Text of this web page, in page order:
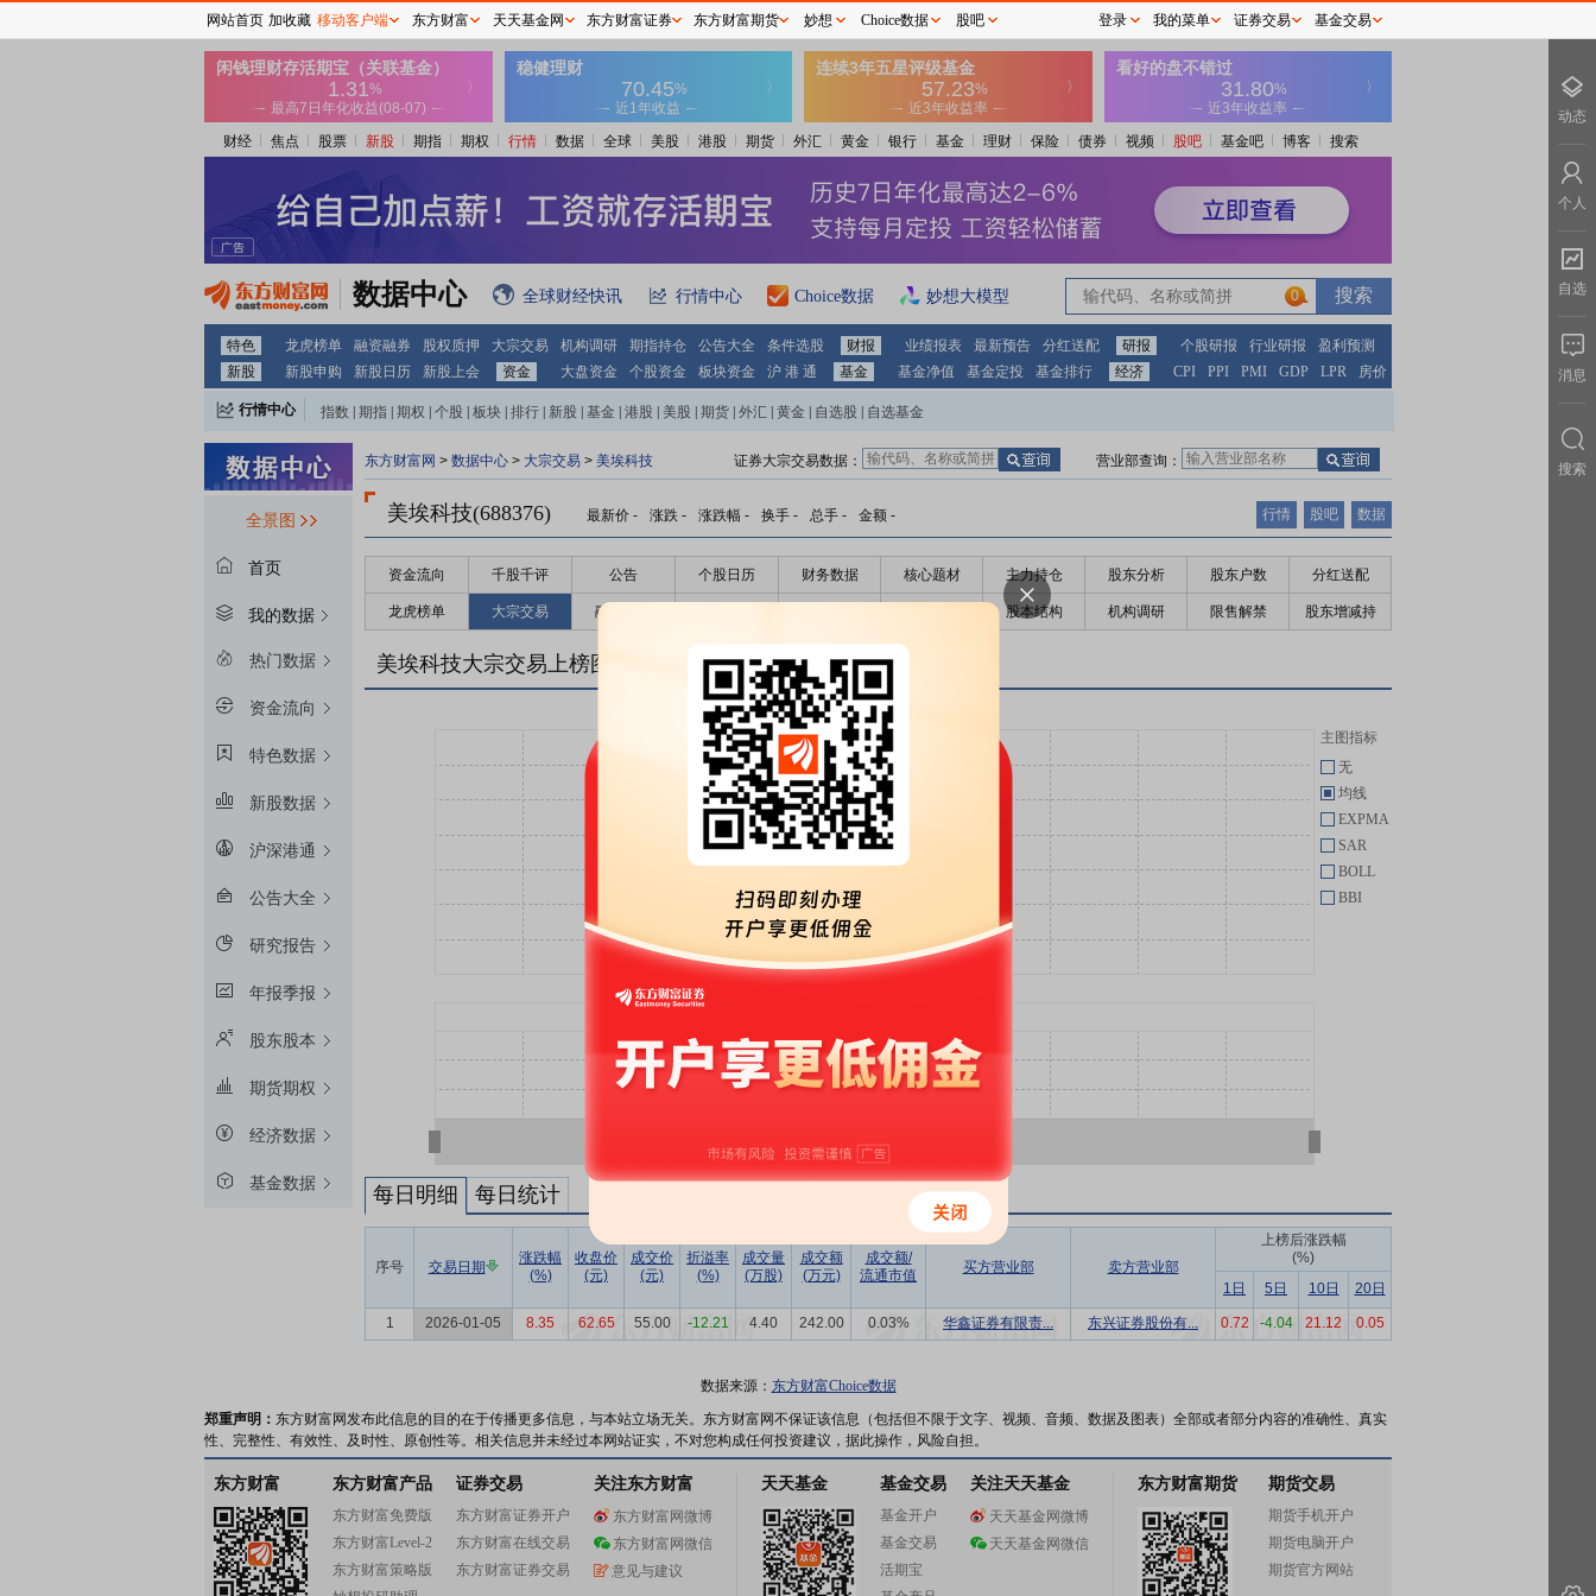
财经 焦点 股票 新股 期指 期权 行情 数据 全球 美股 港股 期货 外汇 黄金 银行 基金 理财 保险 债券 视频 股吧 基金吧 博客 搜索
数据中心 全球财经快讯 行情中心 Choice数据 妙想大模型 0
特色 龙虎榜单 融资融券 股权质押 大宗交易 机构调研 期指持仓 公告大全 条件选股 财报 业绩报表 最新预告 分红送配 研报 个股研报 行业研报
盈利预测
新股
新股申购 新股日历 新股上会 资金 大盘资金 个股资金 板块资金 沪 港 通 基金 基金净值 基金定投 基金排行 经济 CPI PPI PMI GDP LPR 房价
行情中心 指数 期指 期权 个股 板块 排行 新股 基金 港股 美股 期货 外汇 黄金 自选股 自选基金
全景图
首页
我的数据
热门数据
资金流向
特色数据
新股数据
沪深港通
公告大全
研究报告
年报季报
股东股本
期货期权
经济数据
基金数据
东方财富网 > 数据中心 > 大宗交易 > 美埃科技 营业部查询：
证券大宗交易数据：
美埃科技(688376) 最新价 - 涨跌 - 涨跌幅 - 换手 - 总手 - 金额 - 行情 股吧 数据
资金流向 千股千评 公告 个股日历 财务数据 核心题材 主力持仓 股东分析 股东户数 分红送配
龙虎榜单 大宗交易 融资融券 股本结构 机构调研 限售解禁 股东增减持
美埃科技大宗交易上榜图
主图指标
无
均线
EXPMA
SAR
BOLL
BBI
每日明细 每日统计
序号 交易日期
涨跌幅
(%)
收盘价
(元)
成交价
(元)
折溢率
(%)
成交量
(万股)
成交额
(万元)
成交额/
流通市值
买方营业部 卖方营业部
上榜后涨跌幅
(%)
1日
5日 10日 20日
1 2026-01-05 8.35 62.65 55.00 -12.21 4.40 242.00 0.03% 华鑫证券有限责... 东兴证券股份有... 0.72 -4.04 21.12 0.05
数据来源： 东方财富Choice数据
郑重声明： 东方财富网发布此信息的目的在于传播更多信息，与本站立场无关。东方财富网不保证该信息（包括但不限于文字、视频、音频、数据及图表）全部或者部分内容的准确性、真实
性、完整性、有效性、及时性、原创性等。相关信息并未经过本网站证实，不对您构成任何投资建议，据此操作，风险自担。
东方财富 东方财富产品
东方财富免费版
东方财富Level-2
东方财富策略版
证券交易
东方财富证券开户
东方财富在线交易
东方财富证券交易
关注东方财富
东方财富网微博
东方财富网微信
意见与建议
天天基金 基金交易
基金开户
基金交易
活期宝
关注天天基金
天天基金网微博
天天基金网微信
东方财富期货 期货交易
期货手机开户
期货电脑开户
期货官方网站
网站首页 加收藏 移动客户端 东方财富 天天基金网 东方财富证券 东方财富期货 妙想 Choice数据 股吧 登录 我的菜单 证券交易 基金交易
动态
个人
自选
消息
搜索